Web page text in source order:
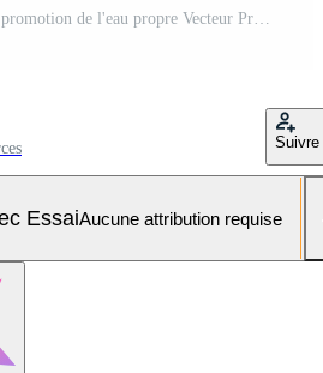
Vecteur de campagne de promotion de l'eau propre Vecteur Pro et SVG Pro
Suivre
EssaiAucune attribution requise